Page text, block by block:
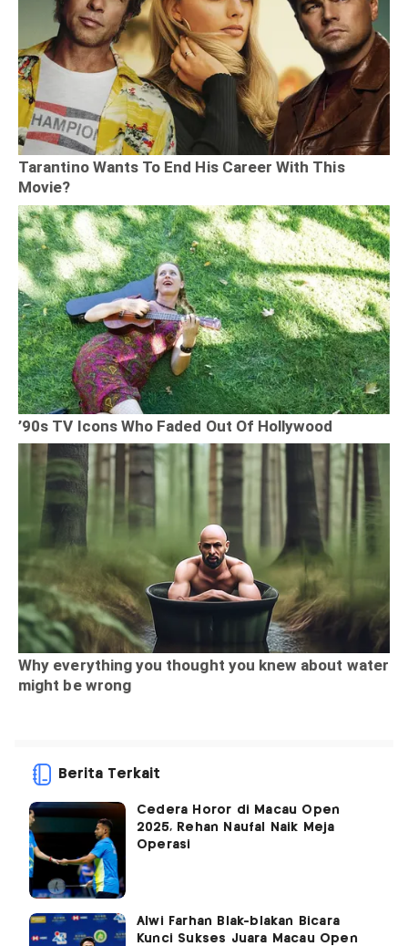
Berita Terkait
Cedera Horor di Macau Open
2025, Rehan Naufal Naik Meja
Operasi
Alwi Farhan Blak-blakan Bicara
Kunci Sukses Juara Macau Open